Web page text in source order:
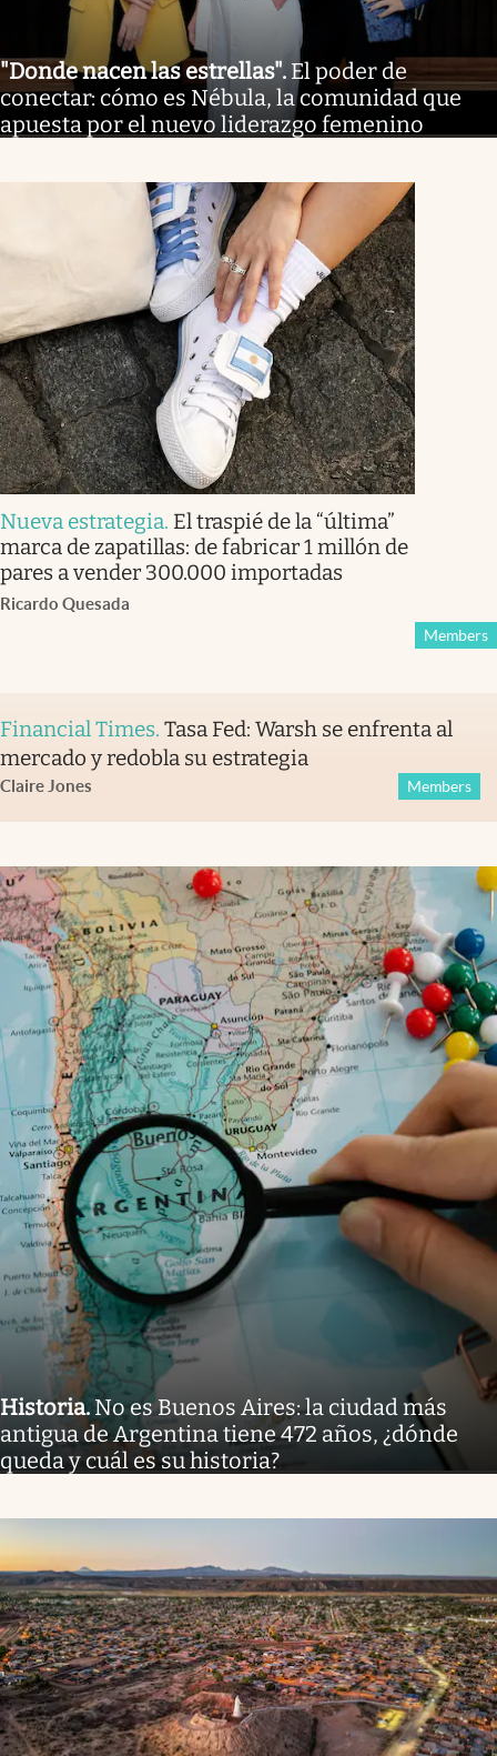
"Donde nacen las estrellas". El poder de
conectar: cómo es Nébula, la comunidad que
apuesta por el nuevo liderazgo femenino
Nueva estrategia. El traspié de la “última”
marca de zapatillas: de fabricar 1 millón de
pares a vender 300.000 importadas
Ricardo Quesada
Members
Financial Times. Tasa Fed: Warsh se enfrenta al
mercado y redobla su estrategia
Claire Jones Members
Historia. No es Buenos Aires: la ciudad más
antigua de Argentina tiene 472 años, ¿dónde
queda y cuál es su historia?